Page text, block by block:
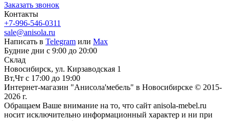
Заказать звонок
Контакты
+7-996-546-0311
sale@anisola.ru
Написать в Telegram или Max
Будние дни с 9:00 до 20:00
Склад
Новосибирск, ул. Кирзаводская 1
Вт,Чт с 17:00 до 19:00
Интернет-магазин "Анисола'мебель" в Новосибирске © 2015-
2026 г.
Обращаем Ваше внимание на то, что сайт anisola-mebel.ru
носит исключительно информационный характер и ни при